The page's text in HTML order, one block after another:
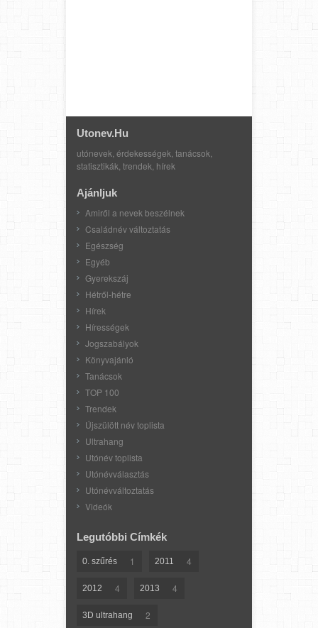
Utonev.hu
utónevek, érdekességek, tanácsok,
statisztikák, trendek, hírek
Ajánljuk
Amiről a nevek beszélnek
Családnév változtatás
Egészség
Egyéb
Gyerekszáj
Hétről-hétre
Hírek
Hírességek
Jogszabályok
Könyvajánló
Tanácsok
TOP 100
Trendek
Újszülött név toplista
Ultrahang
Utónév toplista
Utónévválasztás
Utónévváltoztatás
Videók
Legutóbbi Címkék
0. szűrés 1 2011 4
2012 4 2013 4
3D ultrahang 2